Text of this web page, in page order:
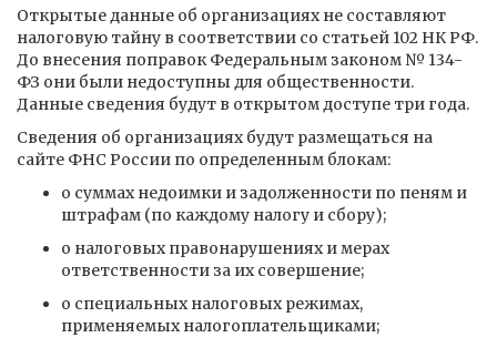
Открытые данные об организациях не составляют
налоговую тайну в соответствии со статьей 102 НК РФ.
До внесения поправок Федеральным законом № 134-
ФЗ они были недоступны для общественности.
Данные сведения будут в открытом доступе три года.
Сведения об организациях будут размещаться на
сайте ФНС России по определенным блокам:
о суммах недоимки и задолженности по пеням и
штрафам (по каждому налогу и сбору);
о налоговых правонарушениях и мерах
ответственности за их совершение;
о специальных налоговых режимах,
применяемых налогоплательщиками;